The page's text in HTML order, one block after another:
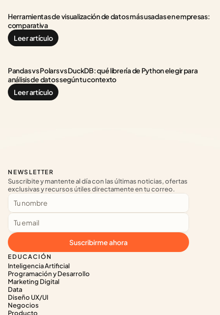
Herramientas de visualización de datos más usadas en empresas:
comparativa
Leer artículo
Pandas vs Polars vs DuckDB: qué librería de Python elegir para
análisis de datos según tu contexto
Leer artículo
EDUCACIÓN
Inteligencia Artificial
Programación y Desarrollo
Marketing Digital
Data
Diseño UX/UI
Negocios
Producto
NEWSLETTER
Suscribite y mantente al día con las últimas noticias, ofertas
exclusivas y recursos útiles directamente en tu correo.
Suscribirme ahora